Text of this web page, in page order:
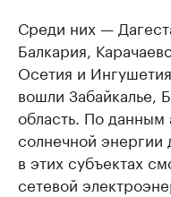
Среди них —
Балкария,
Осетия и
вошли Забайкалье,
область. По данным
солнечной энергии
в этих субъектах
сетевой